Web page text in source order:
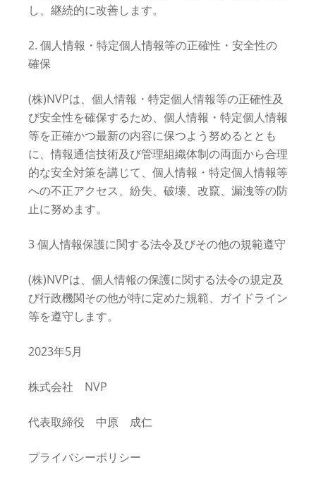
し、継続的に改善します。
2. 個人情報・特定個人情報等の正確性・安全性の
確保
(株)NVPは、個人情報・特定個人情報等の正確性及
び安全性を確保するため、個人情報・特定個人情報
等を正確かつ最新の内容に保つよう努めるととも
に、情報通信技術及び管理組織体制の両面から合理
的な安全対策を講じて、個人情報・特定個人情報等
への不正アクセス、紛失、破壊、改竄、漏洩等の防
止に努めます。
3 個人情報保護に関する法令及びその他の規範遵守
(株)NVPは、個人情報の保護に関する法令の規定及
び行政機関その他が特に定めた規範、ガイドライン
等を遵守します。
2023年5月
株式会社 NVP
代表取締役 中原 成仁
プライバシーポリシー